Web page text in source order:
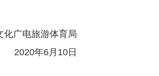
广电旅游体育局
年6月10日